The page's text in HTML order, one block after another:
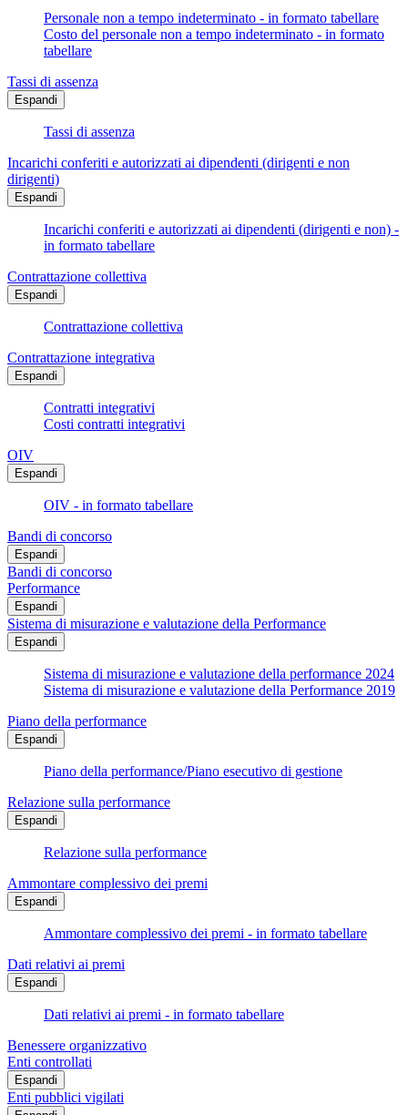
Personale non a tempo indeterminato - in formato tabellare
Costo del personale non a tempo indeterminato - in formato
tabellare
Tassi di assenza
Espandi
Tassi di assenza
Incarichi conferiti e autorizzati ai dipendenti (dirigenti e non
dirigenti)
Espandi
Incarichi conferiti e autorizzati ai dipendenti (dirigenti e non) -
in formato tabellare
Contrattazione collettiva
Espandi
Contrattazione collettiva
Contrattazione integrativa
Espandi
Contratti integrativi
Costi contratti integrativi
OIV
Espandi
OIV - in formato tabellare
Bandi di concorso
Espandi
Bandi di concorso
Performance
Espandi
Sistema di misurazione e valutazione della Performance
Espandi
Sistema di misurazione e valutazione della performance 2024
Sistema di misurazione e valutazione della Performance 2019
Piano della performance
Espandi
Piano della performance/Piano esecutivo di gestione
Relazione sulla performance
Espandi
Relazione sulla performance
Ammontare complessivo dei premi
Espandi
Ammontare complessivo dei premi - in formato tabellare
Dati relativi ai premi
Espandi
Dati relativi ai premi - in formato tabellare
Benessere organizzativo
Enti controllati
Espandi
Enti pubblici vigilati